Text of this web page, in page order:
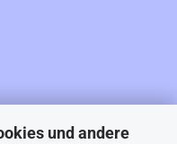
und andere